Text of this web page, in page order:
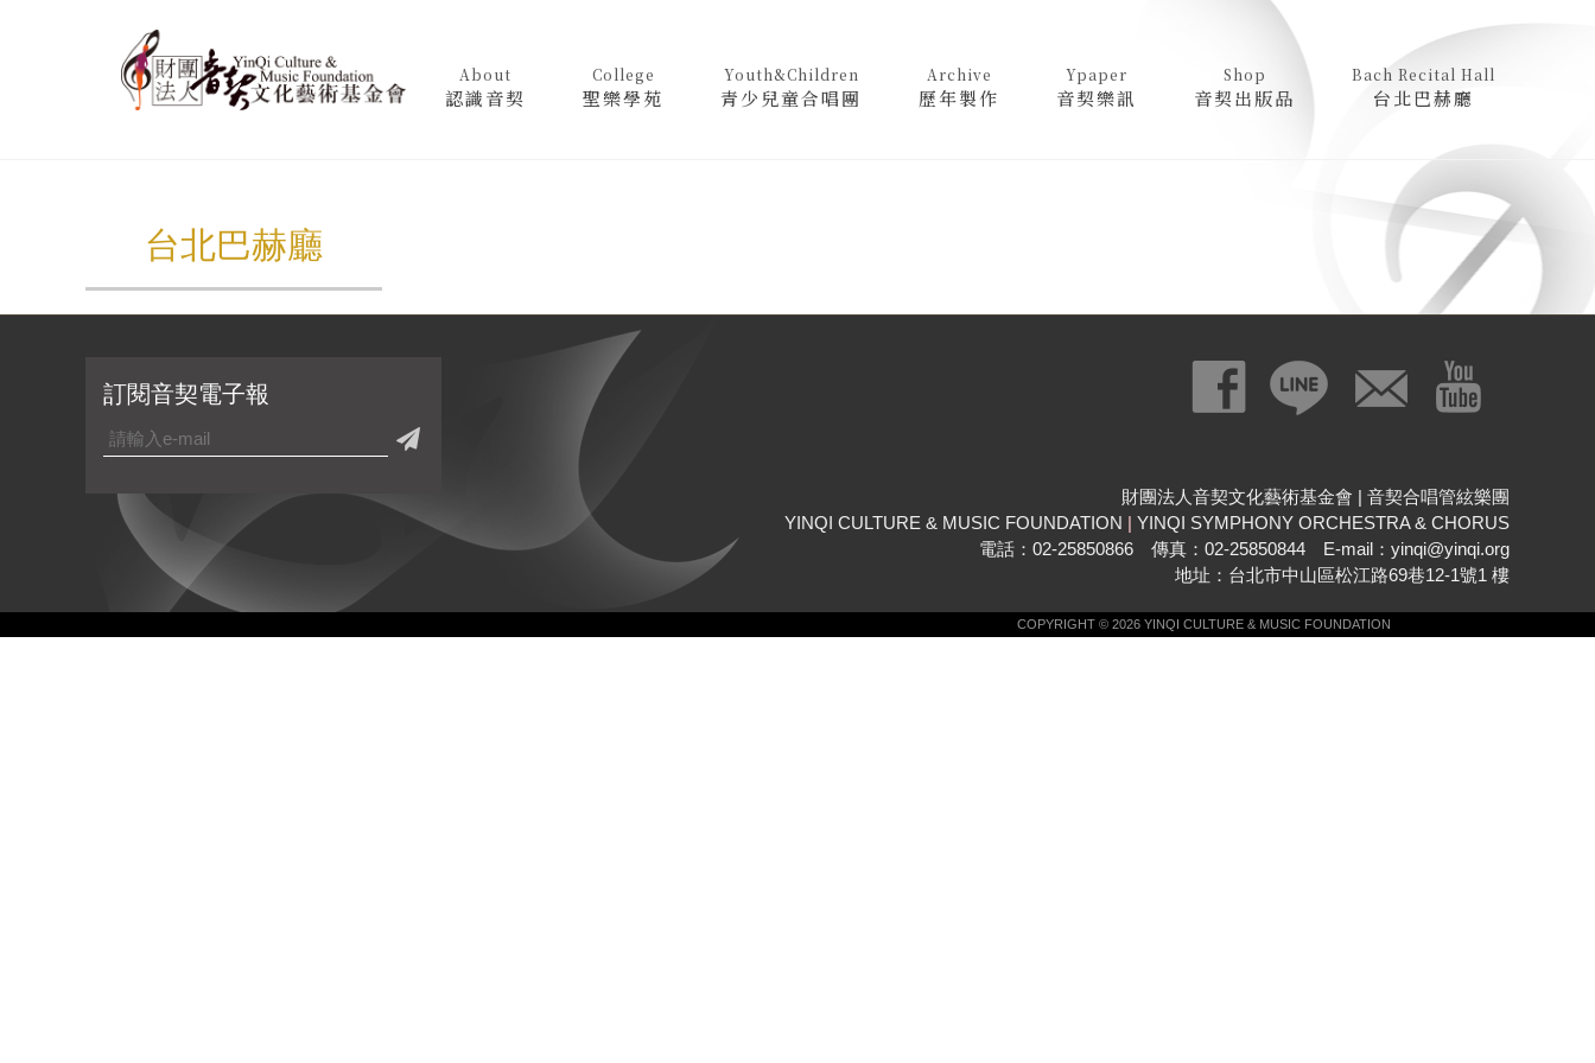
About
認識音契
College
聖樂學苑
Youth&Children
青少兒童合唱團
Archive
歷年製作
Ypaper
音契樂訊
Shop
音契出版品
Bach Recital Hall
台北巴赫廳
台北巴赫廳
財團法人音契文化藝術基金會 | 音契合唱管絃樂團
YINQI CULTURE & MUSIC FOUNDATION | YINQI SYMPHONY ORCHESTRA & CHORUS
電話：02-25850866 傳真：02-25850844 E-mail：yinqi@yinqi.org
地址：台北市中山區松江路69巷12-1號1 樓
訂閱音契電子報
COPYRIGHT © 2026 YINQI CULTURE & MUSIC FOUNDATION